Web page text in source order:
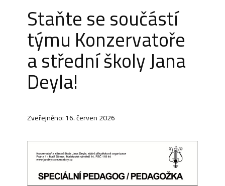
Staňte se součástí
týmu Konzervatoře
a střední školy Jana
Deyla!
Zveřejněno: 16. červen 2026